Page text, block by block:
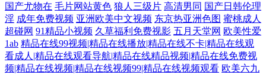
国产尤物在 毛片网站黄色 狼人三级片 高清男同 国产日韩伦理
淫 成年免费视频 亚洲欧美中文视频 东京热亚洲色图 蜜桃成人
超碰网 91精品小视频 久草福利免费视影 五月天堂网 欧美性爱
1ab 精品在线99视频|精品在线播放|精品在线不卡|精品在线观
看成人|精品在线观看导航|精品在线精品视频|精品在线免费视
频|精品在线视频|精品在线视频99|精品在线视频观看 欧美六九